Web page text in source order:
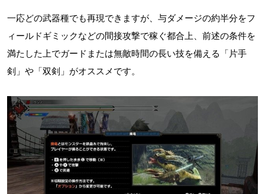
一応どの武器種でも再現できますが、与ダメージの約半分をフ
ィールドギミックなどの間接攻撃で稼ぐ都合上、前述の条件を
満たした上でガードまたは無敵時間の長い技を備える「片手
剣」や「双剣」がオススメです。